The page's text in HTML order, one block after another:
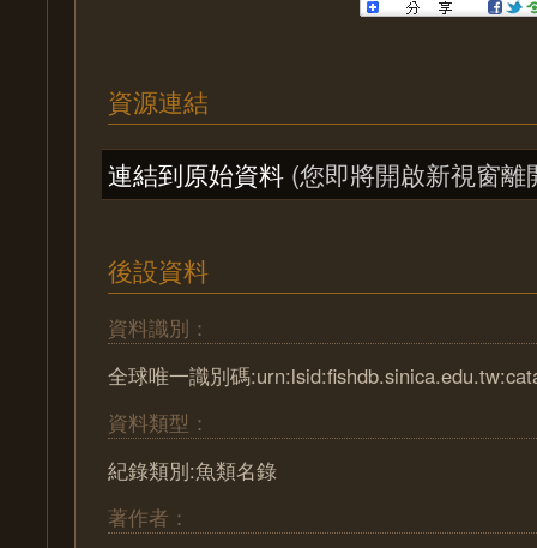
資源連結
連結到原始資料 (您即將開啟新視窗離
後設資料
資料識別：
全球唯一識別碼
資料類型：
紀錄類別:魚類名錄
著作者：